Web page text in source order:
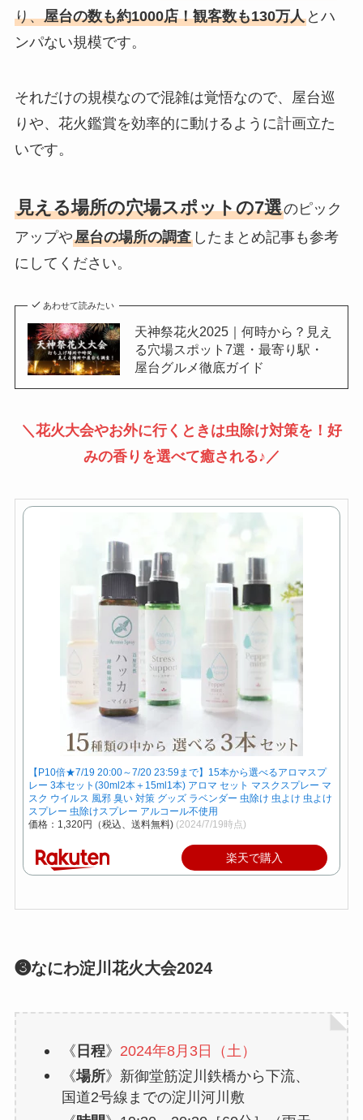
り、屋台の数も約1000店！観客数も130万人とハ
ンパない規模です。
それだけの規模なので混雑は覚悟なので、屋台巡
りや、花火鑑賞を効率的に動けるように計画立た
いです。
見える場所の穴場スポットの7選のピック
アップや屋台の場所の調査したまとめ記事も参考
にしてください。
あわせて読みたい
天神祭花火2025｜何時から？見え
る穴場スポット7選・最寄り駅・
屋台グルメ徹底ガイド
＼花火大会やお外に行くときは虫除け対策を！好
みの香りを選べて癒される♪／
【P10倍★7/19 20:00～7/20 23:59まで】15本から選べるアロマスプ
レー 3本セット(30ml2本＋15ml1本) アロマ セット マスクスプレー マ
スク ウイルス 風邪 臭い 対策 グッズ ラベンダー 虫除け 虫よけ 虫よけ
スプレー 虫除けスプレー アルコール不使用
価格：1,320円（税込、送料無料) (2024/7/19時点)
楽天で購入
❸なにわ淀川花火大会2024
《 日程》 2024年8月3日（土）
《場所》新御堂筋淀川鉄橋から下流、
国道2号線までの淀川河川敷